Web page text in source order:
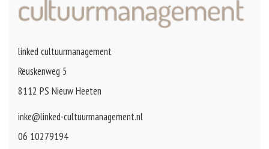
linked cultuurmanagement
Reuskenweg 5
8112 PS Nieuw Heeten
inke@linked-cultuurmanagement.nl
06 10279194